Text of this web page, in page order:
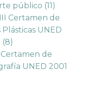
público (11)
Certamen de
Plásticas UNED
(8)
de
UNED 2001